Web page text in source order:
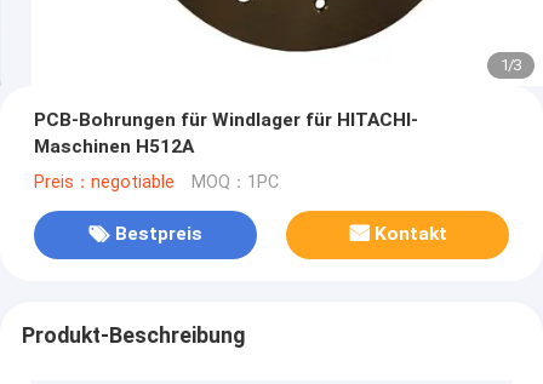
1/3
PCB-Bohrungen für Windlager für HITACHI-
Maschinen H512A
Preis：negotiable MOQ：1PC
Bestpreis Kontakt
Produkt-Beschreibung